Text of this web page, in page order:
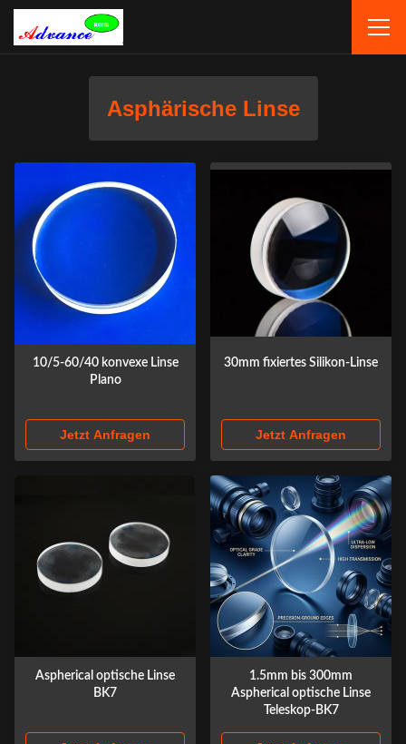
Asphärische Linse
10/5-60/40 konvexe Linse
Plano
Jetzt Anfragen
30mm fixiertes Silikon-Linse
Jetzt Anfragen
Aspherical optische Linse
BK7
1.5mm bis 300mm
Aspherical optische Linse
Teleskop-BK7